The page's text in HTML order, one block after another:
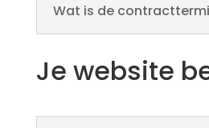
Wat is de
Je website